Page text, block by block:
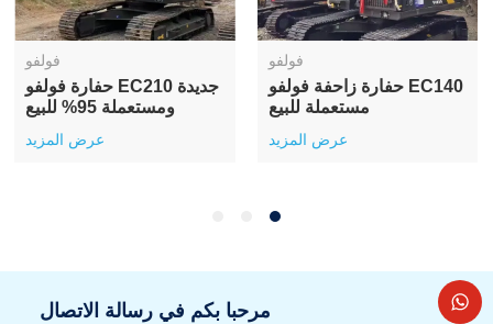
فولفو
حفارة فولفو EC210 جديدة
ومستعملة 95% للبيع
عرض المزيد
فولفو
حفارة زاحفة فولفو EC140
مستعملة للبيع
عرض المزيد
مرحبا بكم في رسالة الاتصال